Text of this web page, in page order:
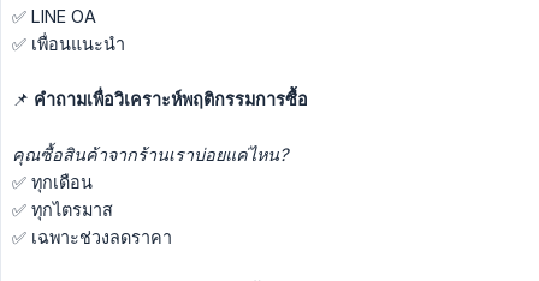
✅ LINE OA
✅ เพื่อนแนะนำ
📌 คำถามเพื่อวิเคราะห์พฤติกรรมการซื้อ
คุณซื้อสินค้าจากร้านเราบ่อยแค่ไหน?
✅ ทุกเดือน
✅ ทุกไตรมาส
✅ เฉพาะช่วงลดราคา